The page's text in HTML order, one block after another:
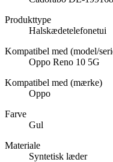
Produkttype
Halskædetelefonetui
Kompatibel med (model/
Oppo Reno 10 5G
Kompatibel med (mærke)
Oppo
Farve
Gul
Materiale
Syntetisk læder